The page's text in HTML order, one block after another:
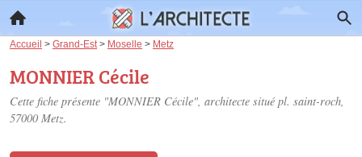
Accueil > Grand-Est > Moselle > Metz
MONNIER Cécile
Cette fiche présente "MONNIER Cécile", architecte situé pl. saint-roch,
57000 Metz.